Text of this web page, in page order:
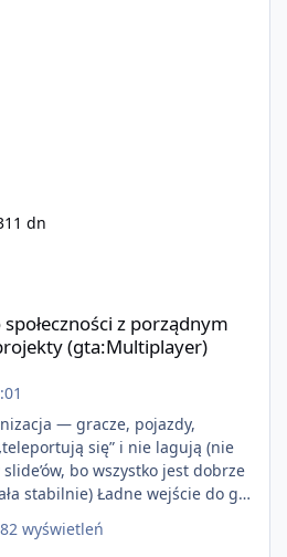
1 dn
z porządnym
(gta:Multiplayer)
— gracze, pojazdy,
się” i nie lagują (nie
bo wszystko jest dobrze
wejście do gry
multiplayera Wygodne
i skryptów (wsparcie C# / JS /
82 wyświetleń